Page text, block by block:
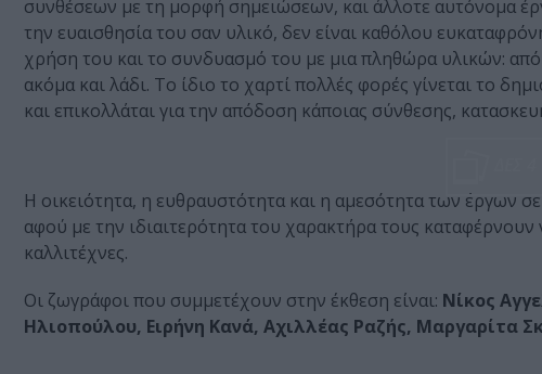
συνθέσεων με τη μορφή σημειώσεων, και άλλοτε αυτόνομα
την ευαισθησία του σαν υλικό, δεν είναι καθόλου
χρήση του και το συνδυασμό του με μια πληθώρα υλικών:
ακόμα και λάδι. Το ίδιο το χαρτί πολλές φορές γίνεται το
και επικολλάται για την απόδοση κάποιας σύνθεσης,
Η οικειότητα, η ευθραυστότητα και η αμεσότητα των έργων
αφού με την ιδιαιτερότητα του χαρακτήρα τους καταφέρνουν
καλλιτέχνες.
Οι ζωγράφοι που συμμετέχουν στην έκθεση είναι: Νίκος
Ηλιοπούλου, Ειρήνη Κανά, Αχιλλέας Ραζής, Μαργαρίτα